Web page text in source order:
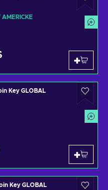
Key GLOBAL
Key GLOBAL